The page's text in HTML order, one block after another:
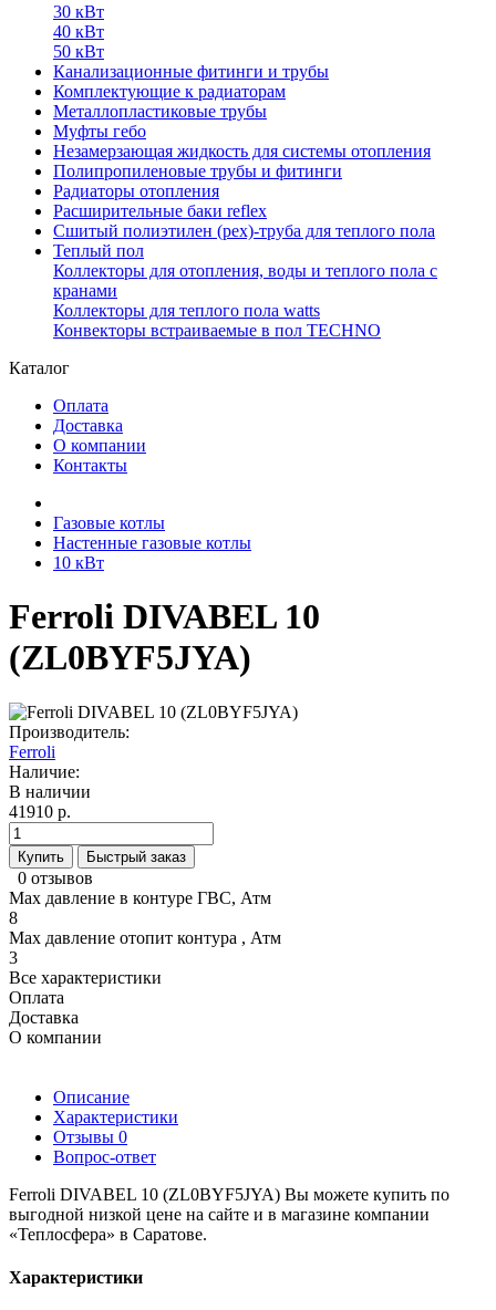
30 кВт
40 кВт
50 кВт
Канализационные фитинги и трубы
Комплектующие к радиаторам
Металлопластиковые трубы
Муфты гебо
Незамерзающая жидкость для системы отопления
Полипропиленовые трубы и фитинги
Радиаторы отопления
Расширительные баки reflex
Сшитый полиэтилен (pex)-труба для теплого пола
Теплый пол
Коллекторы для отопления, воды и теплого пола с
кранами
Коллекторы для теплого пола watts
Конвекторы встраиваемые в пол TECHNO
Каталог
Оплата
Доставка
О компании
Контакты
Газовые котлы
Настенные газовые котлы
10 кВт
Ferroli DIVABEL 10
(ZL0BYF5JYA)
Производитель:
Ferroli
Наличие:
В наличии
41910 р.
Купить Быстрый заказ
0 отзывов
Max давление в контуре ГВС, Атм
8
Max давление отопит контура , Атм
3
Все характеристики
Оплата
Доставка
О компании
Описание
Характеристики
Отзывы 0
Вопрос-ответ
Ferroli DIVABEL 10 (ZL0BYF5JYA) Вы можете купить по
выгодной низкой цене на сайте и в магазине компании
«Теплосфера» в Саратове.
Характеристики